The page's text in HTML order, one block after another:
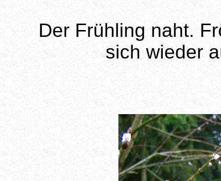
Der Frühling naht.
sich wieder